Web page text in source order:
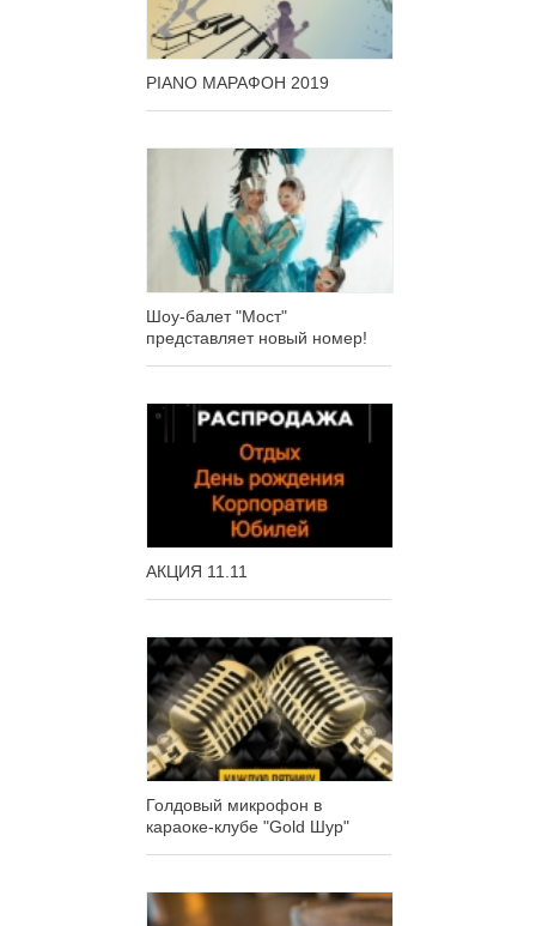
PIANO МАРАФОН 2019
Шоу-балет "Мост"
представляет новый номер!
АКЦИЯ 11.11
Голдовый микрофон в
караоке-клубе "Gold Шур"